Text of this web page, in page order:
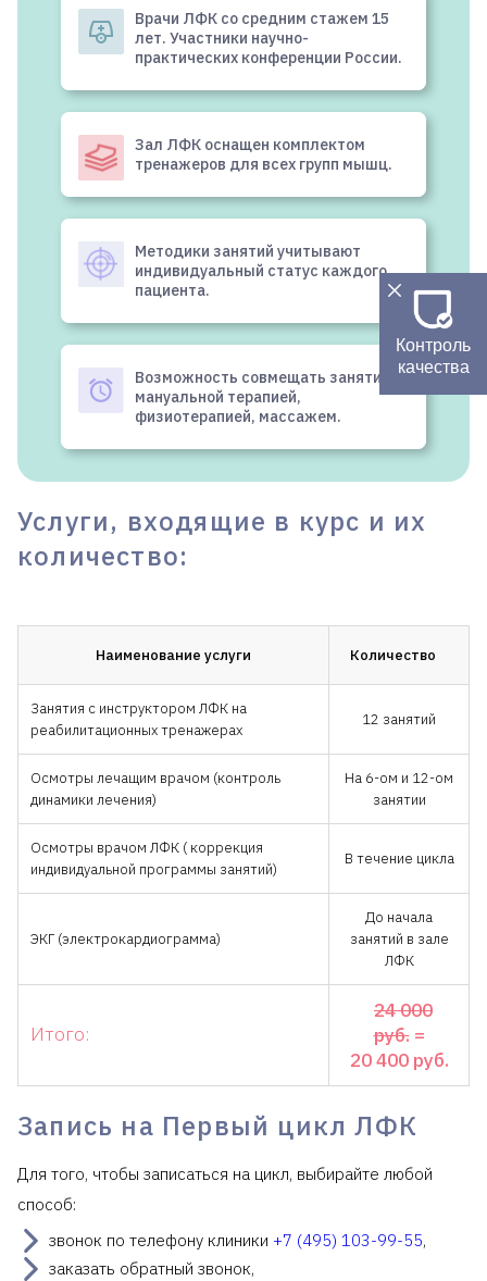
Врачи ЛФК со средним стажем 15
лет. Участники научно-
практических конференции России.
Зал ЛФК оснащен комплектом
тренажеров для всех групп мышц.
Методики занятий учитывают
индивидуальный статус каждого
пациента.
Возможность совмещать занятий с
мануальной терапией,
физиотерапией, массажем.
Услуги, входящие в курс и их
количество:
Наименование услуги Количество
Занятия с инструктором ЛФК на
реабилитационных тренажерах
12 занятий
Осмотры лечащим врачом (контроль
динамики лечения)
На 6-ом и 12-ом
занятии
Осмотры врачом ЛФК ( коррекция
индивидуальной программы занятий)
В течение цикла
ЭКГ (электрокардиограмма)
До начала
занятий в зале
ЛФК
Итого:
24 000
руб. =
20 400 руб.
Запись на Первый цикл ЛФК
Для того, чтобы записаться на цикл, выбирайте любой
способ:
звонок по телефону клиники +7 (495) 103-99-55,
заказать обратный звонок,
Контроль
качества